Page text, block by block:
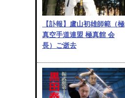
【訃報】盧山初雄師範（極
真空手道連盟 極真館 会
長）ご逝去